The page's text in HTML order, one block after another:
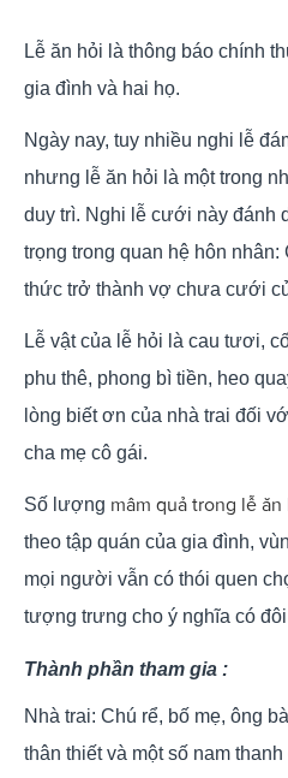
Lễ ăn hỏi là thông báo chính
gia đình và hai họ.
Ngày nay, tuy nhiều nghi lễ
nhưng lễ ăn hỏi là một trong
duy trì. Nghi lễ cưới này đánh
trọng trong quan hệ hôn
thức trở thành vợ chưa cưới
Lễ vật của lễ hỏi là cau tươi,
phu thê, phong bì tiền, heo
lòng biết ơn của nhà trai đối
cha mẹ cô gái.
Số lượng mâm quả trong lễ ăn
theo tập quán của gia đình,
mọi người vẫn có thói quen
tượng trưng cho ý nghĩa có
Thành phần tham gia :
Nhà trai: Chú rể, bố mẹ, ông
thân thiết và một số nam